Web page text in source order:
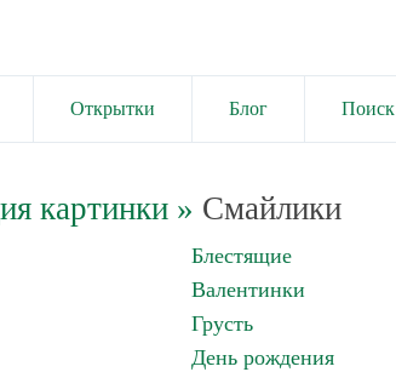
Открытки Блог Поиск
картинки» Смайлики
Блестящие
Валентинки
Грусть
День рождения